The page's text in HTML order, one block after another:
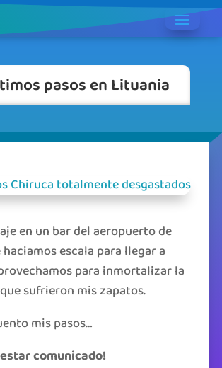
pasos en Lituania
en un bar del aeropuerto de
haciamos escala para llegar a
para inmortalizar la
sufrieron mis zapatos.
mis pasos…
comunicado!